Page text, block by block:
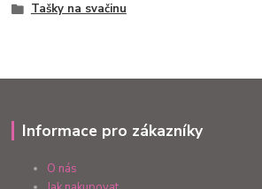
Tašky na svačinu
Informace pro zákazníky
O nás